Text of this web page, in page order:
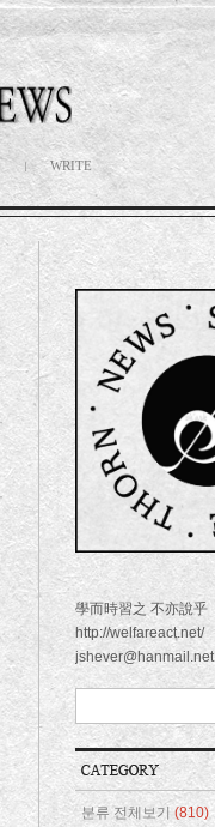
WRITE
學而時習之 不亦說乎
http://welfareact.net/
jshever@hanmail.net
분류 전체보기 (810)